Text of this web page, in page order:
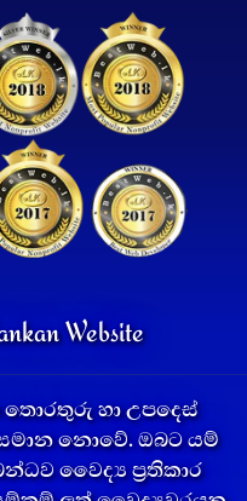
Website
හා උපදෙස්
නොවේ. ඔබට යම්
වෛද්‍ය ප්‍රතිකාර